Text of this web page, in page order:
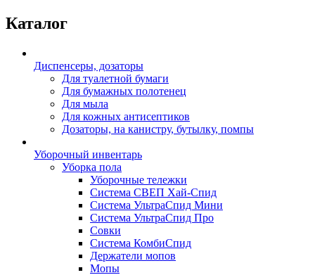
Каталог
Диспенсеры, дозаторы
Для туалетной бумаги
Для бумажных полотенец
Для мыла
Для кожных антисептиков
Дозаторы, на канистру, бутылку, помпы
Уборочный инвентарь
Уборка пола
Уборочные тележки
Система СВЕП Хай-Спид
Система УльтраСпид Мини
Система УльтраСпид Про
Совки
Система КомбиСпид
Держатели мопов
Мопы